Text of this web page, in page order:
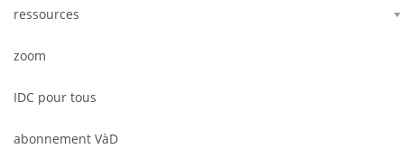
ressources
zoom
IDC pour tous
abonnement VàD